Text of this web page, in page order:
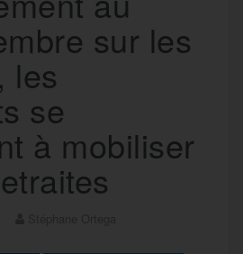
sur les
les
se
à mobiliser